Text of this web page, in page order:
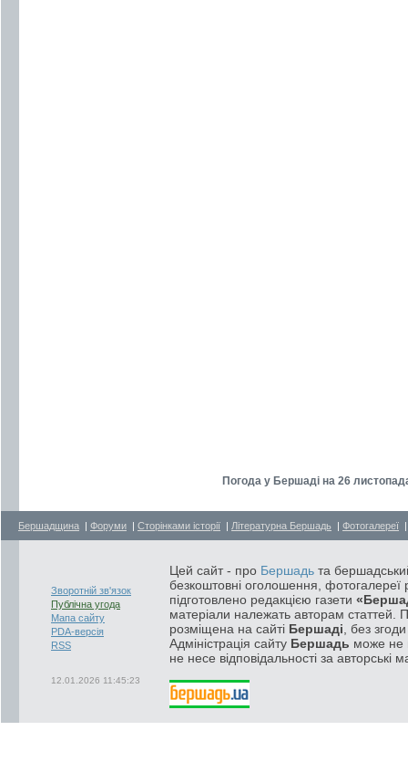
Погода у Бершаді на 26
Бершадщина | Форуми | Сторінками історії | Літературна Бершадь | Фотогалереї
Зворотній зв'язок
Публічна угода
Мапа сайту
PDA-версія
RSS
12.01.2026 11:45:23
Цей сайт - про Бершадь та
безкоштовні оголошення, фотогалереї
підготовлено редакцією газети
матеріали належать авторам статтей.
розміщена на сайті Бершаді , без
Адміністрація сайту Бершадь може не
не несе відповідальності за авторські